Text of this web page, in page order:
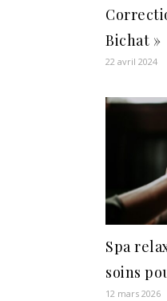
Bichat »
22 avril 2024
Spa
soins
12 mars 2026